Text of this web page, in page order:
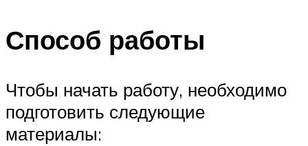
Способ работы
Чтобы начать работу, необходимо
подготовить следующие
материалы: